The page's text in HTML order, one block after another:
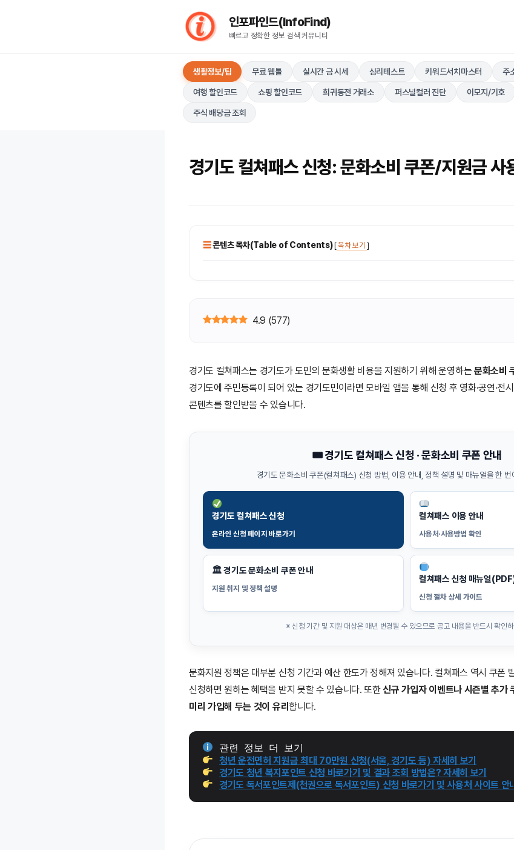
인포파인드(InfoFind)​​​​
빠르고 정확한 정보 검색 커뮤니티
생활정보/팁 무료 웹툴 실시간 금 시세 심리테스트 키워드서치마스터 주
여행 할인코드 쇼핑 할인코드 희귀동전 거래소 퍼스널컬러 진단 이모지/기호
주식 배당금 조회
경기도 컬쳐패스 신청: 문화소비 쿠폰/지원금 사
콘텐츠 목차(Table of Contents)[목차 보기 ]
4.9 (577)
경기도 컬쳐패스는 경기도가 도민의 문화생활 비용을 지원하기 위해 운영하는 문화소비
경기도에 주민등록이 되어 있는 경기도민이라면 모바일 앱을 통해 신청 후 영화·공연·전
콘텐츠를 할인받을 수 있습니다.
🎟 경기도 컬쳐패스 신청 · 문화소비 쿠폰 안내
경기도 문화소비 쿠폰(컬쳐패스) 신청 방법, 이용 안내, 정책 설명 및 매뉴얼을 한
경기도 컬쳐패스 신청
온라인 신청 페이지 바로가기
컬쳐패스 이용 안내
사용처·사용방법 확인
🏛 경기도 문화소비 쿠폰 안내
지원 취지 및 정책 설명
컬쳐패스 신청 매뉴얼
신청 절차 상세 가이드
※ 신청 기간 및 지원 대상은 매년 변경될 수 있으므로 공고 내용을 반드시 확인
문화지원 정책은 대부분 신청 기간과 예산 한도가 정해져 있습니다. 컬쳐패스 역시 쿠폰
신청하면 원하는 혜택을 받지 못할 수 있습니다. 또한신규 가입자 이벤트나 시즌별 추가
미리 가입해 두는 것이 유리합니다.
관련 정보 더 보기
청년 운전면허 지원금 최대 70만원 신청(서울, 경기도 등) 자세히 보기
경기도 청년 복지포인트 신청 바로가기 및 결과 조회 방법은? 자세히 보기
경기도 독서포인트제(천권으로 독서포인트) 신청 바로가기 및 사용처 사이트 안